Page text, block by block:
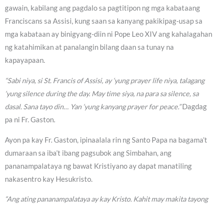
gawain, kabilang ang pagdalo sa pagtitipon ng mga kabataang
Franciscans sa Assisi, kung saan sa kanyang pakikipag-usap sa
mga kabataan ay binigyang-diin ni Pope Leo XIV ang kahalagahan
ng katahimikan at panalangin bilang daan sa tunay na
kapayapaan.
“Sabi niya, si St. Francis of Assisi, ay ‘yung prayer life niya, talagang
‘yung silence during the day. May time siya, na para sa silence, sa
dasal. Sana tayo din… Yan ‘yung kanyang prayer for peace.”Dagdag
pa ni Fr. Gaston.
Ayon pa kay Fr. Gaston, ipinaalala rin ng Santo Papa na bagama’t
dumaraan sa iba’t ibang pagsubok ang Simbahan, ang
pananampalataya ng bawat Kristiyano ay dapat manatiling
nakasentro kay Hesukristo.
“Ang ating pananampalataya ay kay Kristo. Kahit may makita tayong